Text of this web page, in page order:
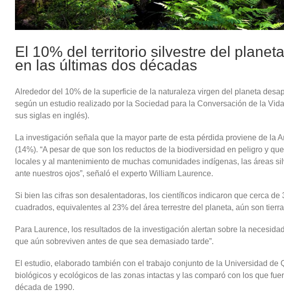
El 10% del territorio silvestre del
en las últimas dos décadas
Alrededor del 10% de la superficie de la naturaleza virgen del planeta
según un estudio realizado por la Sociedad para la Conversación de la
sus siglas en inglés).
La investigación señala que la mayor parte de esta pérdida proviene de la
(14%). “A pesar de que son los reductos de la biodiversidad en peligro y
locales y al mantenimiento de muchas comunidades indígenas, las áreas
ante nuestros ojos”, señaló el experto William Laurence.
Si bien las cifras son desalentadoras, los científicos indicaron que cerca de
cuadrados, equivalentes al 23% del área terrestre del planeta, aún son
Para Laurence, los resultados de la investigación alertan sobre la
que aún sobreviven antes de que sea demasiado tarde”.
El estudio, elaborado también con el trabajo conjunto de la Universidad de
biológicos y ecológicos de las zonas intactas y las comparó con los que
década de 1990.